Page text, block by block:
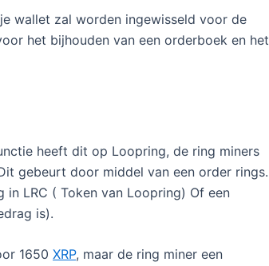
wallet zal worden ingewisseld voor de
het bijhouden van een orderboek en het
heeft dit op Loopring, de ring miners
gebeurt door middel van een order rings.
LRC ( Token van Loopring) Of een
is).
1650 XRP, maar de ring miner een